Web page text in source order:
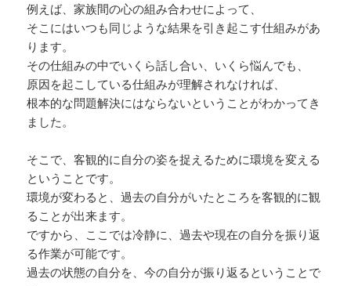
例えば、家族間の心の組み合わせによって、
そこにはいつも同じような結果を引き起こす仕組みがあ
ります。
その仕組みの中でいくら話し合い、いくら悩んでも、
原因を起こしている仕組みが理解されなければ、
根本的な問題解決にはならないということがわかってき
ました。
そこで、客観的に自分の姿を捉えるために環境を変える
ということです。
環境が変わると、過去の自分がいたところを客観的に観
ることが出来ます。
ですから、ここでは冷静に、過去や現在の自分を振り返
る作業が可能です。
過去の状態の自分を、今の自分が振り返るということで